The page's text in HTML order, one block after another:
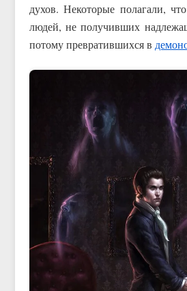
духов. Некоторые полагали,
людей, не получивших
потому превратившихся в